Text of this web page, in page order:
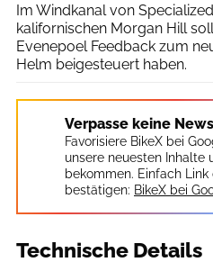
Im Windkanal von
kalifornischen Morgan Hill
Evenepoel Feedback zum
Helm beigesteuert haben.
Verpasse keine
Favorisiere BikeX bei
unsere neuesten Inhalte
bekommen. Einfach Link
bestätigen: BikeX bei
Technische Details